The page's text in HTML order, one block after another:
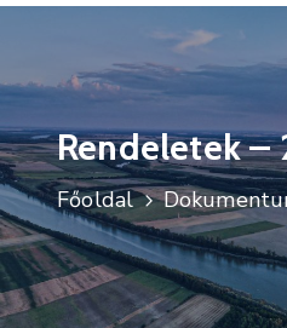
Rendeletek –
Főoldal